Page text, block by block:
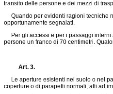
transito delle persone e dei mezzi di
Quando per evidenti ragioni tecniche
opportunamente segnalati.
Per gli accessi e per i passaggi interni
persone un franco di 70 centimetri.
Art. 3.
Le aperture esistenti nel suolo o nel
coperture o di parapetti normali, atti ad